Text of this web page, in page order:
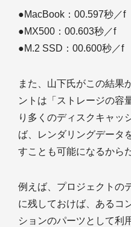
●MacBook：00.597秒／f
●MX500：00.603秒／f
●M.2 SSD：00.600秒／f
また、山下氏がこの結果
ントは「ストレージの容
り多くのディスクキャッ
ば、レンダリングデータ
すことも可能になるからだ
例えば、プロジェクトの
に残しておけば、あるコ
ションのパーツとして利